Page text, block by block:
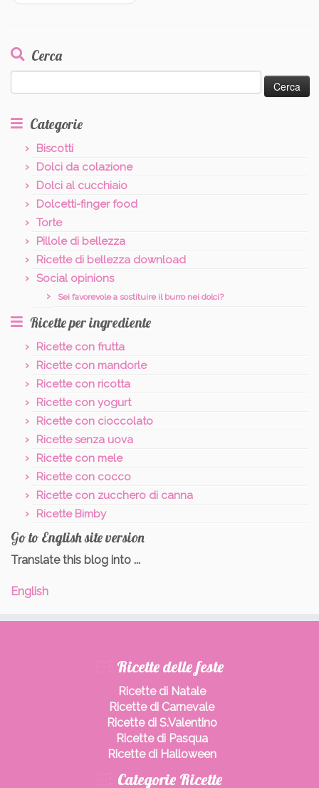
Cerca
per:
Categorie
Biscotti
Dolci da colazione
Dolci al cucchiaio
Dolcetti-finger food
Torte
Pillole di bellezza
Ricette di bellezza download
Social opinions
Sei favorevole a sostituire il burro nei dolci?
Ricette per ingrediente
Ricette con frutta
Ricette con mandorle
Ricette con ricotta
Ricette con yogurt
Ricette con cioccolato
Ricette senza uova
Ricette con mele
Ricette con cocco
Ricette con zucchero di canna
Ricette Bimby
Go to English site version
Translate this blog into ...
English
Ricette delle feste
Ricette di Natale
Ricette di Carnevale
Ricette di S.Valentino
Ricette di Pasqua
Ricette di Halloween
Categorie Ricette